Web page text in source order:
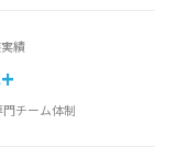
績
チーム体制